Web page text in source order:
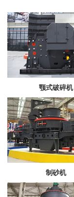
颚式破碎机
制砂机